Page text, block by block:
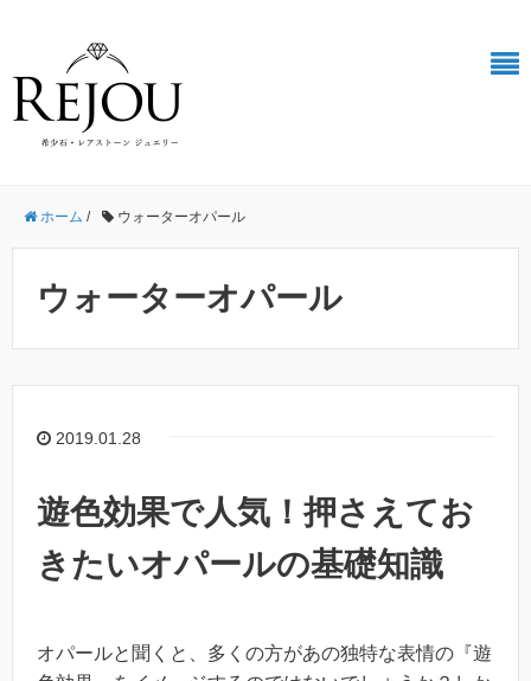
ホーム / ウォーターオパール
ウォーターオパール
2019.01.28
遊色効果で人気！押さえてお
きたいオパールの基礎知識
オパールと聞くと、多くの方があの独特な表情の『遊